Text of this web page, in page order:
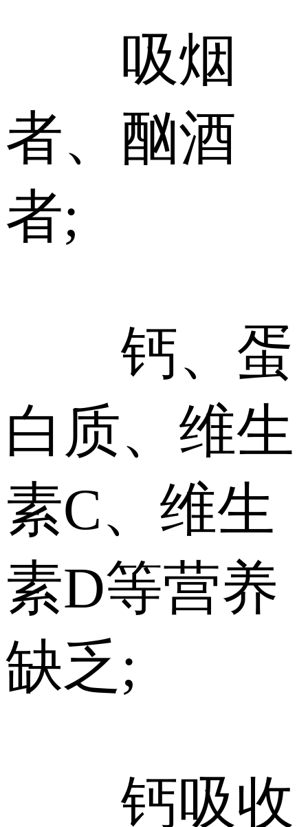
吸烟
者、酗酒
者;
钙、蛋
白质、维生
素C、维生
素D等营养
缺乏;
钙吸收